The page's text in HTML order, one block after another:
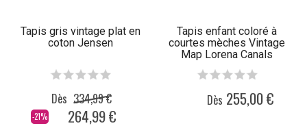
Tapis gris vintage plat en
coton Jensen
-21%
Dès 334,99 €
264,99 €
Tapis enfant coloré à
courtes mèches Vintage
Map Lorena Canals
Dès 255,00 €